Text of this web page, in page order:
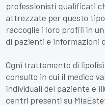
professionisti qualificati
attrezzate per questo
raccoglie i loro profili in
di pazienti e informazioni
Ogni trattamento di
consulto in cui il medico
individuali del paziente e
centri presenti su